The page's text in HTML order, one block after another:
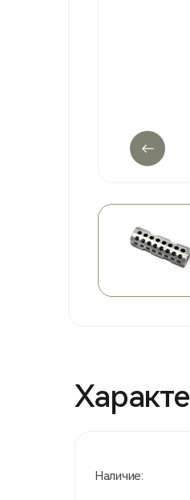
Наличие: